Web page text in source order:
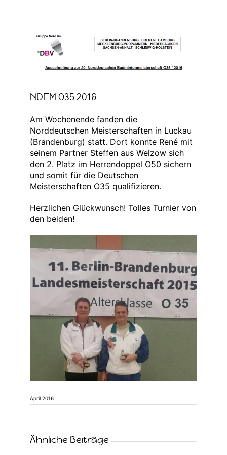
Zeige
grösseres
Bild
NDEM O35 2016
Am Wochenende fanden die
Norddeutschen Meisterschaften in Luckau
(Brandenburg) statt. Dort konnte René mit
seinem Partner Steffen aus Welzow sich
den 2. Platz im Herrendoppel O50 sichern
und somit für die Deutschen
Meisterschaften O35 qualifizieren.
Herzlichen Glückwunsch! Tolles Turnier von
den beiden!
April 2016
Ähnliche Beiträge